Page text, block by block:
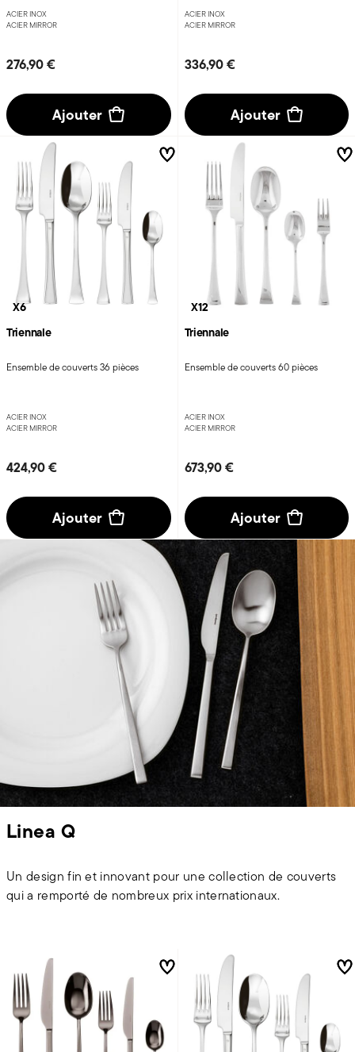
ACIER INOX
ACIER MIRROR
276,90 €
Ajouter
ACIER INOX
ACIER MIRROR
336,90 €
Ajouter
X6
Triennale
Ensemble de couverts 36 pièces
ACIER INOX
ACIER MIRROR
424,90 €
Ajouter
X12
Triennale
Ensemble de couverts 60 pièces
ACIER INOX
ACIER MIRROR
673,90 €
Ajouter
Linea Q
Un design fin et innovant pour une collection de couverts
qui a remporté de nombreux prix internationaux.